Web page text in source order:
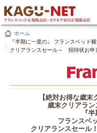
ホーム
『半期に一度の』 フランスベッド
クリアランスセール～ 招待状お申
【絶対お得な歳末
歳末クリアラン
『
フランスベ
クリアランスセール